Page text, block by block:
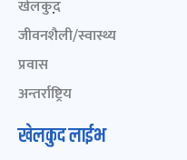
खेलकुद़़
जीवनशैली/स्वास्थ्य
प्रवास
अन्तर्राष्ट्रिय
खेलकुद लाईभ